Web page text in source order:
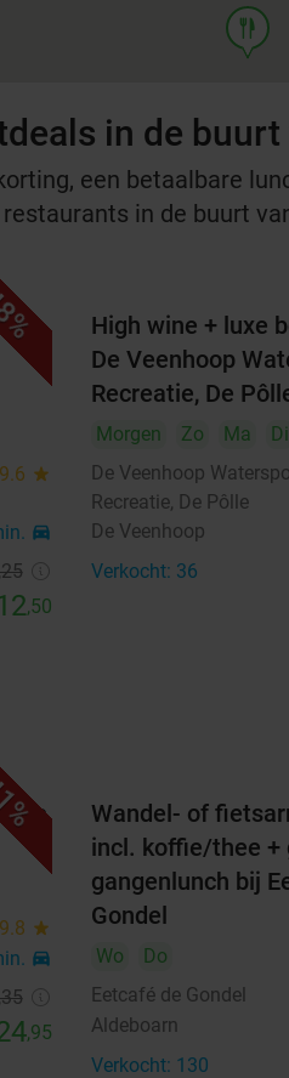
food
in de buurt
een betaalbare
in de buurt
9.6 star
directions_car
,50
High wine + luxe
De Veenhoop
Recreatie, De
Morgen Zo Ma Di
De Veenhoop
Recreatie, De Pôlle
De Veenhoop
Verkocht: 36
9.8 star
directions_car
,95
Wandel- of
incl. koffie/thee +
gangenlunch bij
Gondel
Wo
Do
Eetcafé de Gondel
Aldeboarn
Verkocht: 130